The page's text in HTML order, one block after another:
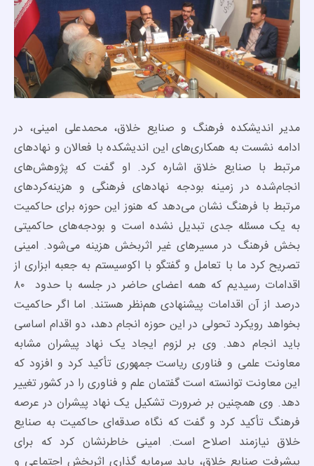
مدیر اندیشکده فرهنگ و صنایع خلاق، محمدعلی امینی، در
ادامه نشست به همکاری‌های این اندیشکده با فعالان و نهادهای
مرتبط با صنایع خلاق اشاره کرد. او گفت که پژوهش‌های
انجام‌شده در زمینه بودجه نهادهای فرهنگی و هزینه‌کردهای
مرتبط با فرهنگ نشان می‌دهد که هنوز این حوزه برای حاکمیت
به یک مسئله جدی تبدیل نشده است و بودجه‌های حاکمیتی
بخش فرهنگ در مسیرهای غیر اثربخش هزینه می‌شود. امینی
تصریح کرد ما با تعامل و گفتگو با اکوسیستم به جعبه ابزاری از
اقدامات رسیدیم که همه اعضای حاضر در جلسه با حدود ۸۰
درصد از آن اقدامات پیشنهادی هم‌نظر هستند. اما اگر حاکمیت
بخواهد رویکرد تحولی در این حوزه انجام دهد، دو اقدام اساسی
باید انجام دهد. وی بر لزوم ایجاد یک نهاد پیشران مشابه
معاونت علمی و فناوری ریاست جمهوری تأکید کرد و افزود که
این معاونت توانسته است گفتمان علم و فناوری را در کشور تغییر
دهد. وی همچنین بر ضرورت تشکیل یک نهاد پیشران در عرصه
فرهنگ تأکید کرد و گفت که نگاه صدقه‌ای حاکمیت به صنایع
خلاق نیازمند اصلاح است. امینی خاطرنشان کرد که برای
پیشرفت صنایع خلاق، باید سرمایه گذاری اثربخش اجتماعی و